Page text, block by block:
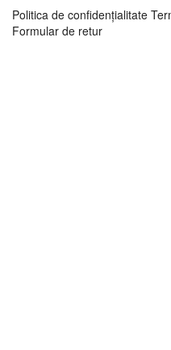
Politica de confidenţialitate
Formular de retur